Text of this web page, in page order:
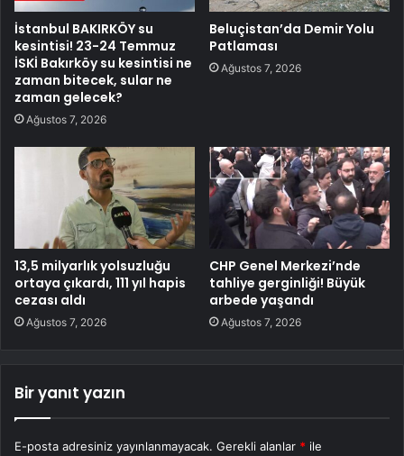
İstanbul BAKIRKÖY su
kesintisi! 23-24 Temmuz
İSKİ Bakırköy su kesintisi ne
zaman bitecek, sular ne
zaman gelecek?
Ağustos 7, 2026
Beluçistan’da Demir Yolu
Patlaması
Ağustos 7, 2026
13,5 milyarlık yolsuzluğu
ortaya çıkardı, 111 yıl hapis
cezası aldı
Ağustos 7, 2026
CHP Genel Merkezi’nde
tahliye gerginliği! Büyük
arbede yaşandı
Ağustos 7, 2026
Bir yanıt yazın
E-posta adresiniz yayınlanmayacak. Gerekli alanlar * ile